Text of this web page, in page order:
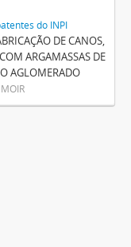
do INPI
DE CANOS,
ARGAMASSAS DE
AGLOMERADO